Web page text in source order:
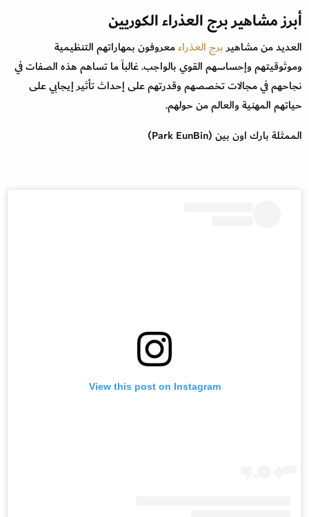
أبرز مشاهير برج العذراء الكوريين
العديد من مشاهيربرج العذراءمعروفون بمهاراتهم التنظيمية
وموثوقيتهم وإحساسهم القوي بالواجب. غالباً ما تساهم هذه الصفات في
نجاحهم في مجالات تخصصهم وقدرتهم على إحداث تأثير إيجابي على
حياتهم المهنية والعالم من حولهم.
الممثلة بارك اون بين (Park EunBin)
View this post on Instagram